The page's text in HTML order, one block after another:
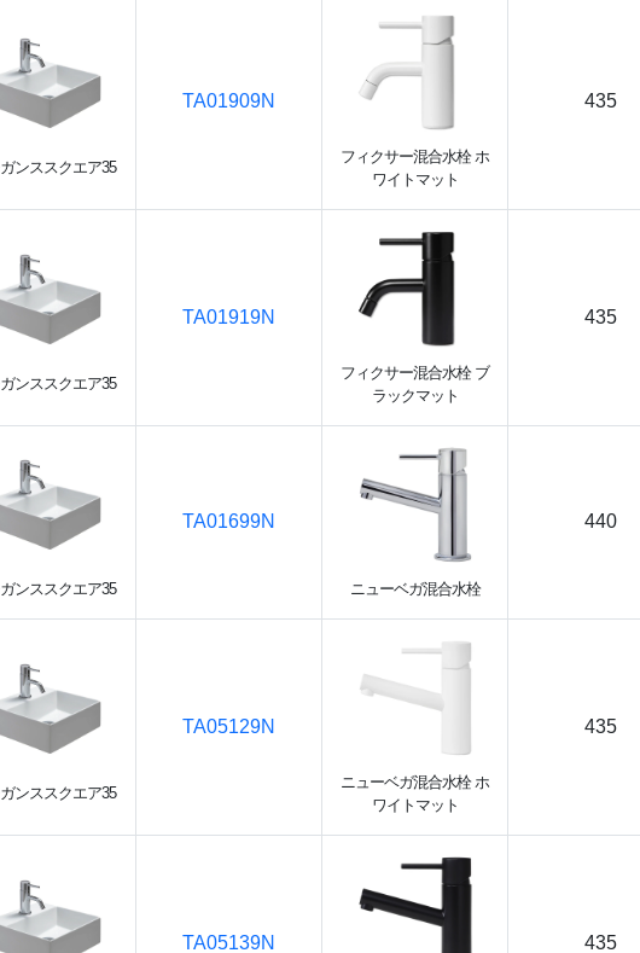
ンススクエア35
TA01909N
フィクサー混合水栓 ホ
ワイトマット
435
ンススクエア35
TA01919N
フィクサー混合水栓 ブ
ラックマット
435
ンススクエア35
TA01699N
ニューベガ混合水栓
440
ンススクエア35
TA05129N
ニューベガ混合水栓 ホ
ワイトマット
435
TA05139N 435